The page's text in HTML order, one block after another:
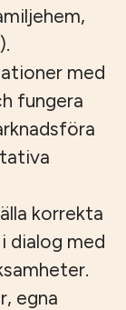
med
fungera
korrekta
dialog med
egna